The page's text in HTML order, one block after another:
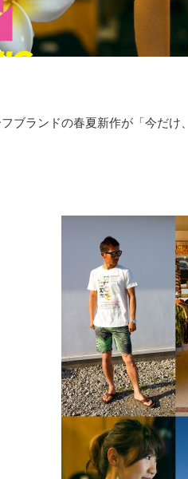
ブランドの春夏新作が 「今だ